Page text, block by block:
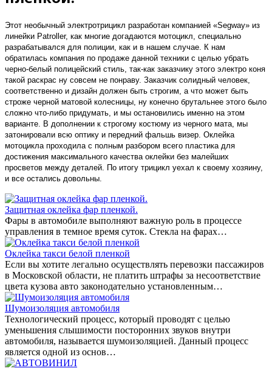
Этот необычный электротрицикл разработан компанией «Segway» из
линейки Patroller, как многие догадаются мотоцикл, специально
разрабатывался для полиции, как и в нашем случае. К нам
обратилась компания по продаже данной техники с целью убрать
черно-белый полицейский стиль, так-как заказчику этого электро коня
такой раскрас ну совсем не понраву. Заказчик солидный человек,
соответственно и дизайн должен быть строгим, а что может быть
строже черной матовой колесницы, ну конечно брутальнее этого было
сложно что-либо придумать, и мы остановились именно на этом
варианте. В дополнении к строгому костюму из черного мата, мы
затонировали всю оптику и передний фальшь визер. Оклейка
мотоцикла проходила с полным разбором всего пластика для
достижения максимального качества оклейки без малейших
просветов между деталей. По итогу трицикл уехал к своему хозяину,
и все остались довольны.
Защитная оклейка фар пленкой.
Фары в автомобиле выполняют важную роль в процессе
управления в темное время суток. Стекла на фарах…
Оклейка такси белой пленкой
Если вы хотите легально осуществлять перевозки пассажиров
в Московской области, не платить штрафы за несоответствие
цвета кузова авто законодательно установленным…
Шумоизоляция автомобиля
Технологический процесс, который проводят с целью
уменьшения слышимости посторонних звуков внутри
автомобиля, называется шумоизоляцией. Данный процесс
является одной из основ…